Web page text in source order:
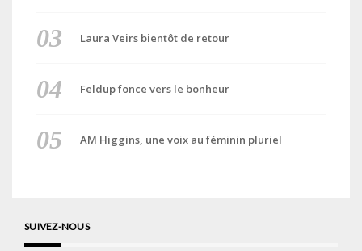
Laura Veirs bientôt de retour
Feldup fonce vers le bonheur
AM Higgins, une voix au féminin pluriel
SUIVEZ-NOUS